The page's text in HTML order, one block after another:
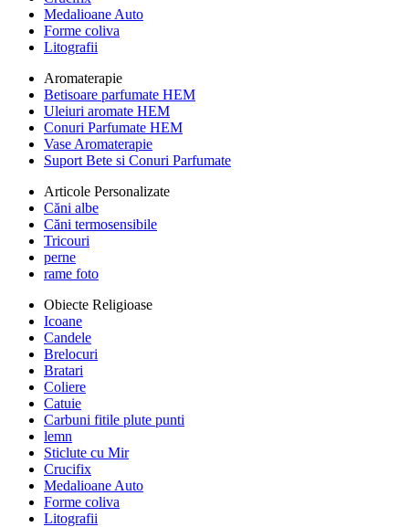
Medalioane Auto
Forme coliva
Litografii
Aromaterapie
Betisoare parfumate HEM
Uleiuri aromate HEM
Conuri Parfumate HEM
Vase Aromaterapie
Suport Bete si Conuri Parfumate
Articole Personalizate
Căni albe
Căni termosensibile
Tricouri
perne
rame foto
Obiecte Religioase
Icoane
Candele
Brelocuri
Bratari
Coliere
Catuie
Carbuni fitile plute punti
lemn
Sticlute cu Mir
Crucifix
Medalioane Auto
Forme coliva
Litografii